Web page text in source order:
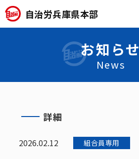
自治労兵庫県本部
お知らせ
News
詳細
2026.02.12 組合員専用